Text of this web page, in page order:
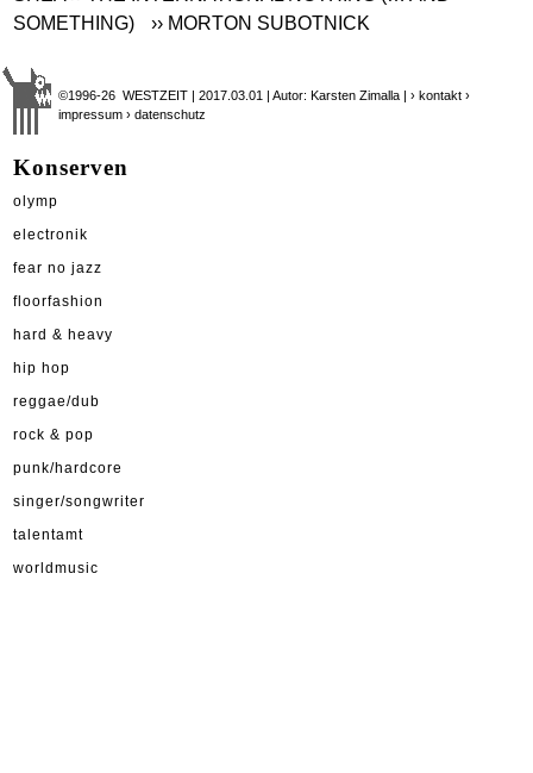
SOMETHING)
›› MORTON SUBOTNICK
©1996-26 WESTZEIT | 2017.03.01 | Autor: Karsten Zimalla |› kontakt ›
impressum › datenschutz
Konserven
olymp
electronik
fear no jazz
floorfashion
hard & heavy
hip hop
reggae/dub
rock & pop
punk/hardcore
singer/songwriter
talentamt
worldmusic